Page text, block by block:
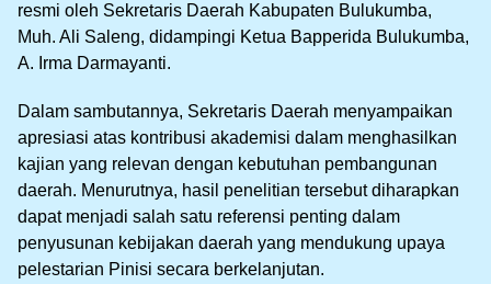
resmi oleh Sekretaris Daerah Kabupaten Bulukumba,
Muh. Ali Saleng, didampingi Ketua Bapperida Bulukumba,
A. Irma Darmayanti.
Dalam sambutannya, Sekretaris Daerah menyampaikan
apresiasi atas kontribusi akademisi dalam menghasilkan
kajian yang relevan dengan kebutuhan pembangunan
daerah. Menurutnya, hasil penelitian tersebut diharapkan
dapat menjadi salah satu referensi penting dalam
penyusunan kebijakan daerah yang mendukung upaya
pelestarian Pinisi secara berkelanjutan.